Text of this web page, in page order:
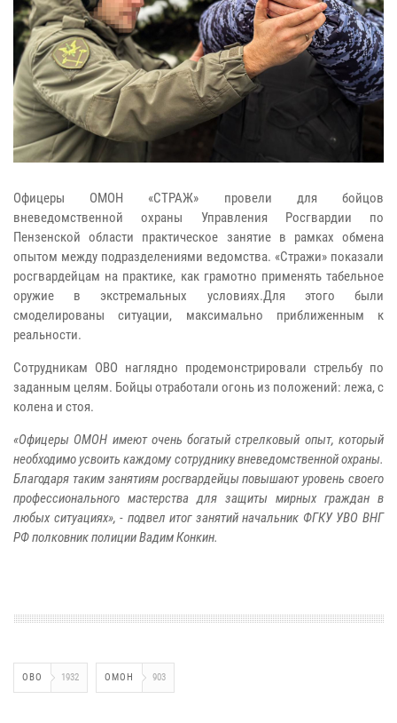
Офицеры ОМОН «СТРАЖ» провели для бойцов
вневедомственной охраны Управления Росгвардии по
Пензенской области практическое занятие в рамках обмена
опытом между подразделениями ведомства. «Стражи» показали
росгвардейцам на практике, как грамотно применять табельное
оружие в экстремальных условиях.Для этого были
смоделированы ситуации, максимально приближенным к
реальности.
Сотрудникам ОВО наглядно продемонстрировали стрельбу по
заданным целям. Бойцы отработали огонь из положений: лежа, с
колена и стоя.
«Офицеры ОМОН имеют очень богатый стрелковый опыт, который
необходимо усвоить каждому сотруднику вневедомственной охраны.
Благодаря таким занятиям росгвардейцы повышают уровень своего
профессионального мастерства для защиты мирных граждан в
любых ситуациях», - подвел итог занятий начальник ФГКУ УВО ВНГ
РФ полковник полиции Вадим Конкин.
ОВО 1932 ОМОН 903